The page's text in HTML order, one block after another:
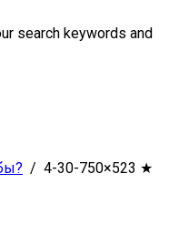
search keywords and
4-30-750×523 ★